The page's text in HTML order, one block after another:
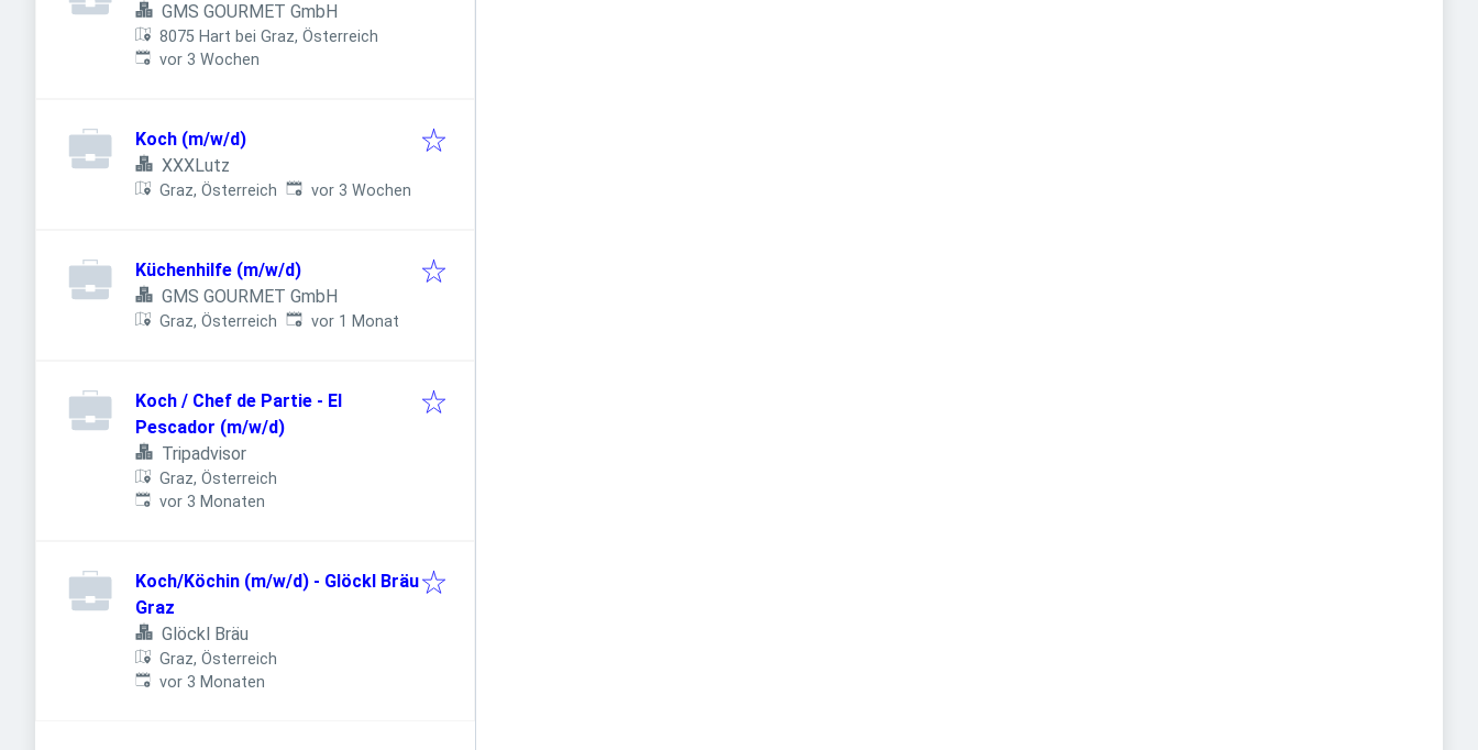
GMS GOURMET GmbH
8075 Hart bei Graz, Österreich
Veröffentlicht:
vor 3 Wochen
Koch (m/w/d)
XXXLutz
Graz, Österreich Veröffentlicht:
vor 3 Wochen
Küchenhilfe (m/w/d)
GMS GOURMET GmbH
Graz, Österreich Veröffentlicht:
vor 1 Monat
Koch / Chef de Partie - El
Pescador (m/w/d)
Tripadvisor
Graz, Österreich
Veröffentlicht:
vor 3 Monaten
Koch/Köchin (m/w/d) - Glöckl Bräu
Graz
Glöckl Bräu
Graz, Österreich
Veröffentlicht:
vor 3 Monaten